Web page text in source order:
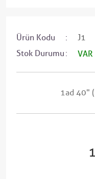
Ürün Kodu
J1
Stok Durumu
VAR
1ad 40"